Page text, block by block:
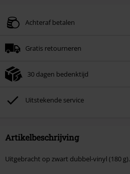
Achteraf betalen
Gratis retourneren
30 dagen bedenktijd
Uitstekende service
Artikelbeschrijving
Uitgebracht op zwart dubbel-vinyl (180 g).